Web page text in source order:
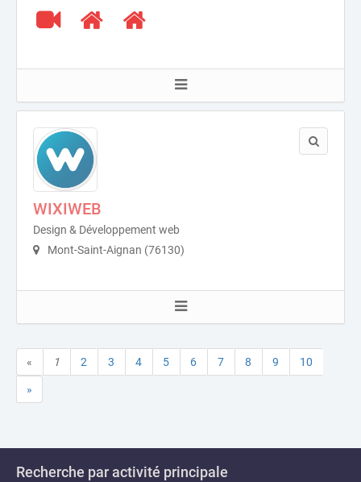
WIXIWEB
Design & Développement web
Mont-Saint-Aignan (76130)
« 1 2 3 4 5 6 7 8 9 10
»
Recherche par activité principale